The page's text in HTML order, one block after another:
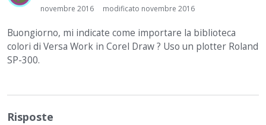
novembre 2016
modificato novembre 2016
Buongiorno, mi indicate come importare la biblioteca
colori di Versa Work in Corel Draw ? Uso un plotter Roland
SP-300.
Risposte